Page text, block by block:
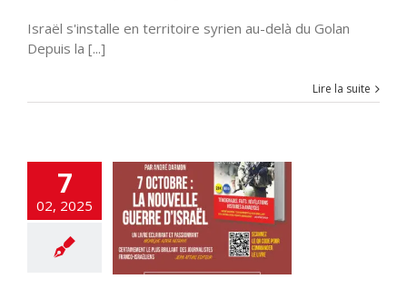
Israël s'installe en territoire syrien au-delà du Golan
Depuis la [...]
Lire la suite
7
02, 2025
quittent la
millionnaires
ETATS-
Fatah-Tanzim
Gaza GUERRE
HISTOIRE